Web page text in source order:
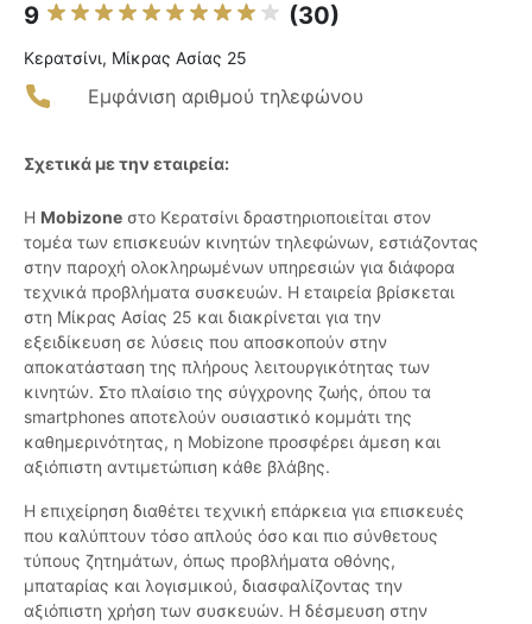
9 (30)
Κερατσίνι, Μίκρας Ασίας 25
Εμφάνιση αριθμού τηλεφώνου
Σχετικά με την εταιρεία:
Η Mobizone στο Κερατσίνι δραστηριοποιείται στον
τομέα των επισκευών κινητών τηλεφώνων, εστιάζοντας
στην παροχή ολοκληρωμένων υπηρεσιών για διάφορα
τεχνικά προβλήματα συσκευών. Η εταιρεία βρίσκεται
στη Μίκρας Ασίας 25 και διακρίνεται για την
εξειδίκευση σε λύσεις που αποσκοπούν στην
αποκατάσταση της πλήρους λειτουργικότητας των
κινητών. Στο πλαίσιο της σύγχρονης ζωής, όπου τα
smartphones αποτελούν ουσιαστικό κομμάτι της
καθημερινότητας, η Mobizone προσφέρει άμεση και
αξιόπιστη αντιμετώπιση κάθε βλάβης.
Η επιχείρηση διαθέτει τεχνική επάρκεια για επισκευές
που καλύπτουν τόσο απλούς όσο και πιο σύνθετους
τύπους ζητημάτων, όπως προβλήματα οθόνης,
μπαταρίας και λογισμικού, διασφαλίζοντας την
αξιόπιστη χρήση των συσκευών. Η δέσμευση στην